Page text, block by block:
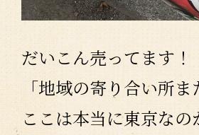
だいこん売ってます！
「地域の寄り合い所ま
ここは本当に東京な